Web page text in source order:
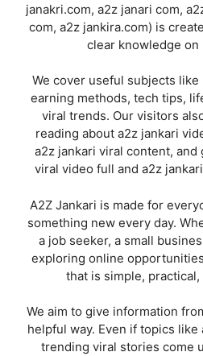
janakri.com, a2z janari com,
com, a2z jankira.com) is
clear knowledge on
We cover useful subjects
earning methods, tech tips,
viral trends. Our visitors
reading about a2z jankari
a2z jankari viral content, and
viral video full and a2z
A2Z Jankari is made for
something new every day.
a job seeker, a small
exploring online
that is simple, practical,
We aim to give information
helpful way. Even if topics
trending viral stories come